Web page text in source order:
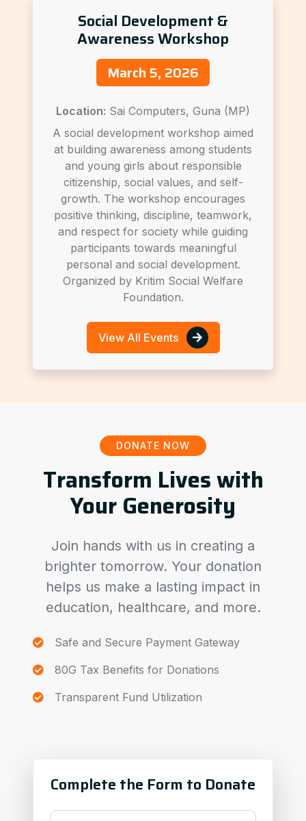
Social Development &
Awareness Workshop
March 5, 2026
Location: Sai Computers, Guna (MP)
A social development workshop aimed
at building awareness among students
and young girls about responsible
citizenship, social values, and self-
growth. The workshop encourages
positive thinking, discipline, teamwork,
and respect for society while guiding
participants towards meaningful
personal and social development.
Organized by Kritim Social Welfare
Foundation.
View All Events
DONATE NOW
Transform Lives with
Your Generosity
Join hands with us in creating a
brighter tomorrow. Your donation
helps us make a lasting impact in
education, healthcare, and more.
Safe and Secure Payment Gateway
80G Tax Benefits for Donations
Transparent Fund Utilization
Complete the Form to Donate